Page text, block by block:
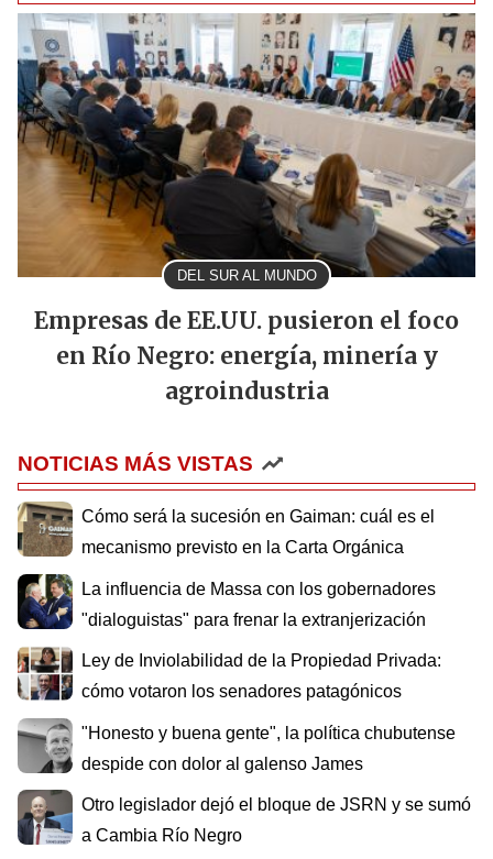
DEL SUR AL MUNDO
Empresas de EE.UU. pusieron el foco
en Río Negro: energía, minería y
agroindustria
NOTICIAS MÁS VISTAS
Cómo será la sucesión en Gaiman: cuál es el
mecanismo previsto en la Carta Orgánica
La influencia de Massa con los gobernadores
"dialoguistas" para frenar la extranjerización
Ley de Inviolabilidad de la Propiedad Privada:
cómo votaron los senadores patagónicos
"Honesto y buena gente", la política chubutense
despide con dolor al galenso James
Otro legislador dejó el bloque de JSRN y se sumó
a Cambia Río Negro